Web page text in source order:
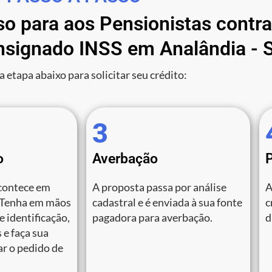
para aos Pensionistas
INSS em Analândia -
etapa abaixo para solicitar seu crédito:
em
em mãos
identificação,
faça sua
o pedido de
3
Averbação
A proposta passa por análise
cadastral e é enviada à sua fonte
pagadora para averbação.